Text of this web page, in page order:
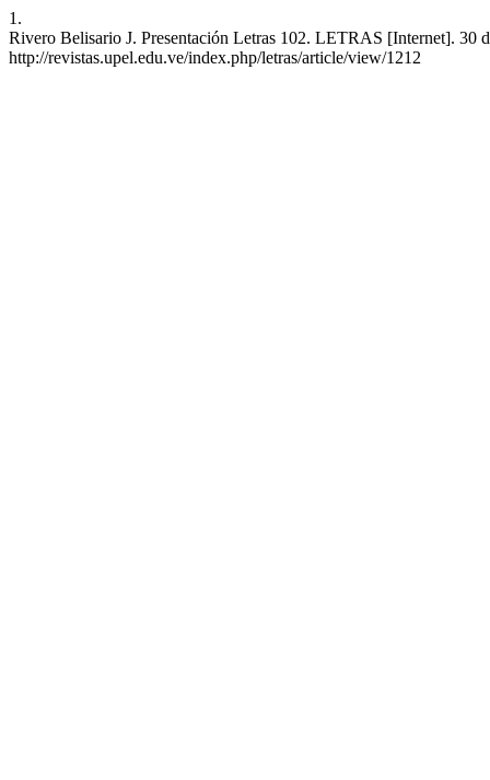
1.
Rivero Belisario J. Presentación Letras 102. LETRAS [Internet]. 30
http://revistas.upel.edu.ve/index.php/letras/article/view/1212